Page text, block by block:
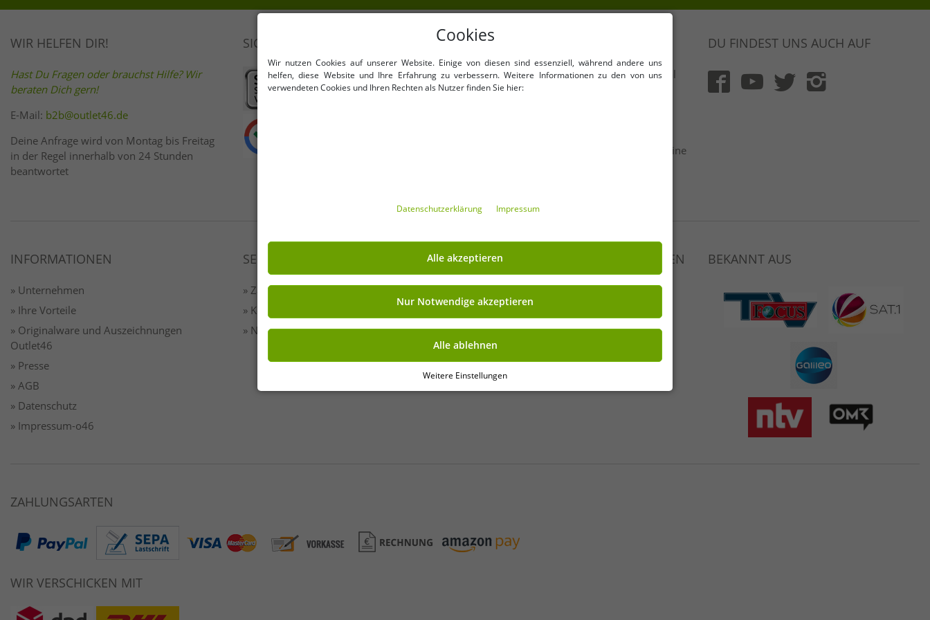
WIR HELFEN DIR!
Hast Du Fragen oder brauchst Hilfe? Wir
beraten Dich gern!
E-Mail: b2b@outlet46.de
Deine Anfrage wird von Montag bis Freitag
in der Regel innerhalb von 24 Stunden
beantwortet
SICHER EINKAUFEN VORTEILE
100% Originale Markenware & Original
verpackt !
Mindestbestellwert ist 199€ netto | Keine
DU FINDEST UNS AUCH AUF
INFORMATIONEN
» Unternehmen
» Ihre Vorteile
» Originalware und Auszeichnungen
Outlet46
» Presse
» AGB
» Datenschutz
» Impressum-o46
SERVICE
» Zahlung & Versand
» Kontakt
» Newsletter
MIT OUTLET46.DE GELD VERDIENEN
» Affiliate-Partnerprogramm
BEKANNT AUS
ZAHLUNGSARTEN
WIR VERSCHICKEN MIT
Cookies
Wir nutzen Cookies auf unserer Website. Einige von diesen sind essenziell, während andere uns
helfen, diese Website und Ihre Erfahrung zu verbessern. Weitere Informationen zu den von uns
verwendeten Cookies und Ihren Rechten als Nutzer finden Sie hier:
Daten­schutz­erklärung Impressum
Alle akzeptieren
Nur Notwendige akzeptieren
Alle ablehnen
Weitere Einstellungen